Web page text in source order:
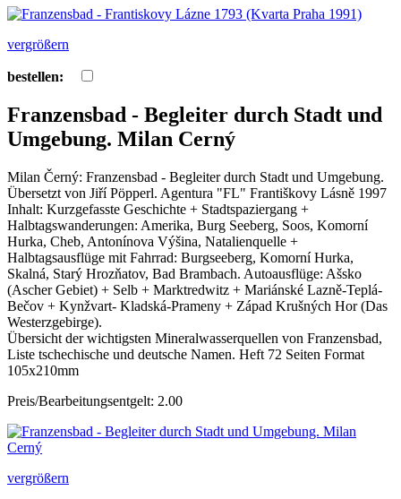
vergrößern
bestellen:
Franzensbad - Begleiter durch Stadt und
Umgebung. Milan Cerný
Milan Černý: Franzensbad - Begleiter durch Stadt und Umgebung.
Übersetzt von Jiří Pöpperl. Agentura "FL" Františkovy Lásně 1997
Inhalt: Kurzgefasste Geschichte + Stadtspaziergang +
Halbtagswanderungen: Amerika, Burg Seeberg, Soos, Komorní
Hurka, Cheb, Antonínova Výšina, Natalienquelle +
Halbtagsausflüge mit Fahrrad: Burgseeberg, Komorní Hurka,
Skalná, Starý Hrozňatov, Bad Brambach. Autoausflüge: Ašsko
(Ascher Gebiet) + Selb + Marktredwitz + Mariánské Lazně-Teplá-
Bečov + Kynžvart- Kladská-Prameny + Západ Krušných Hor (Das
Westerzgebirge).
Übersicht der wichtigsten Mineralwasserquellen von Franzensbad,
Liste tschechische und deutsche Namen. Heft 72 Seiten Format
105x210mm
Preis/Bearbeitungsentgelt: 2.00
vergrößern